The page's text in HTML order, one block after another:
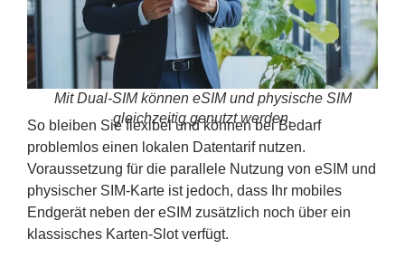
Mit Dual-SIM können eSIM und physische SIM
gleichzeitig genutzt werden.
So bleiben Sie flexibel und können bei Bedarf
problemlos einen lokalen Datentarif nutzen.
Voraussetzung für die parallele Nutzung von eSIM und
physischer SIM-Karte ist jedoch, dass Ihr mobiles
Endgerät neben der eSIM zusätzlich noch über ein
klassisches Karten-Slot verfügt.